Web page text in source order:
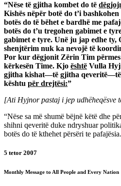
“Nëse të gjitha kombet do të
Kishës nëpër botë do t’i
botës do të bëhet e bardhë me
botës do t’u tregohen gabimet e
gabimet e tyre. Unë ju jap edhe ty,
shenjtërim nuk ka nevojë të
Por kur dëgjonit Zërin Tim
kërkesën Time. Kjo është Vulla
gjitha kishat—të gjitha qeveritë—të
kështu për drejtësi:”
[Ati Hyjnor pastaj i jep udhëheqësve
“Nëse sa më shumë bëjnë këtë dhe
shihni qeveritë duke ndryshuar
botës do të kthehet përsëri te
5 tetor 2007
Monthly Message to All People and Every Nation